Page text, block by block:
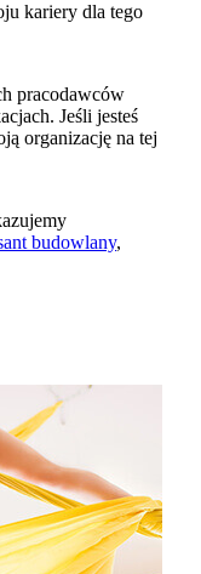
kariery dla tego
pracodawców
Jeśli jesteś
organizację na tej
budowlany,